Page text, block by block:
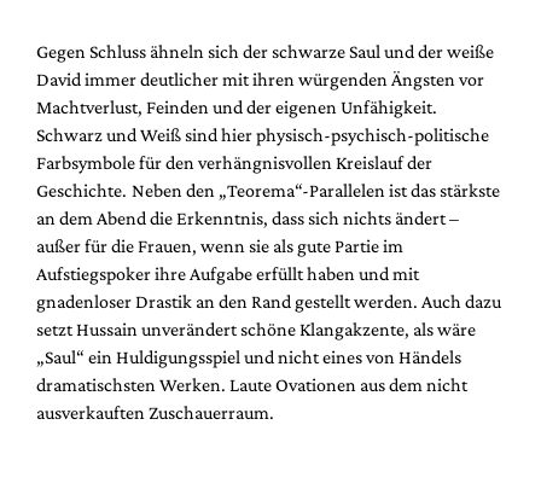
Gegen Schluss ähneln sich der schwarze Saul und der weiße
David immer deutlicher mit ihren würgenden Ängsten vor
Machtverlust, Feinden und der eigenen Unfähigkeit.
Schwarz und Weiß sind hier physisch-psychisch-politische
Farbsymbole für den verhängnisvollen Kreislauf der
Geschichte. Neben den „Teorema“-Parallelen ist das stärkste
an dem Abend die Erkenntnis, dass sich nichts ändert –
außer für die Frauen, wenn sie als gute Partie im
Aufstiegspoker ihre Aufgabe erfüllt haben und mit
gnadenloser Drastik an den Rand gestellt werden. Auch dazu
setzt Hussain unverändert schöne Klangakzente, als wäre
„Saul“ ein Huldigungsspiel und nicht eines von Händels
dramatischsten Werken. Laute Ovationen aus dem nicht
ausverkauften Zuschauerraum.